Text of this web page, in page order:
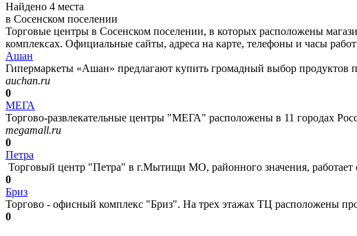
Найдено 4 места
в Сосенском поселении
Торговые центры в Сосенском поселении, в которых расположены
комплексах. Официальные сайты, адреса на карте, телефоны и часы
Ашан
Гипермаркеты «Ашан» предлагают купить громадный выбор продуктов
auchan.ru
0
МЕГА
Торгово-развлекательные центры "МЕГА" расположены в 11 городах
megamall.ru
0
Петра
Торговый центр "Петра" в г.Мытищи МО, районного значения, работает
0
Бриз
Торгово - офисный комплекс "Бриз". На трех этажах ТЦ расположены
0